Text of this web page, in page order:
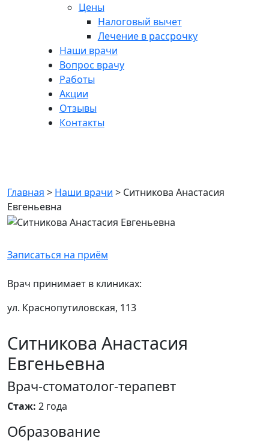
Цены
Налоговый вычет
Лечение в рассрочку
Наши врачи
Вопрос врачу
Работы
Акции
Отзывы
Контакты
Главная > Наши врачи > Ситникова Анастасия
Евгеньевна
Записаться на приём
Врач принимает в клиниках:
ул. Краснопутиловская, 113
Ситникова Анастасия
Евгеньевна
Врач-стоматолог-терапевт
Стаж: 2 года
Образование